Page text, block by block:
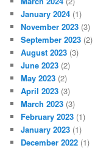
January 2024 (1)
November 2023 (3)
September 2023 (2)
August 2023 (3)
June 2023 (2)
May 2023 (2)
April 2023 (3)
March 2023 (3)
February 2023 (1)
January 2023 (1)
December 2022 (1)